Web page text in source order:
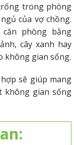
trong phòng
của vợ chồng.
phòng bằng
cây xanh hay
không gian sống.
sẽ giúp mang
không gian sống